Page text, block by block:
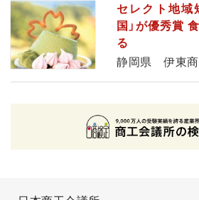
セレクト地域
国」が優秀賞
る
静岡県 伊東商